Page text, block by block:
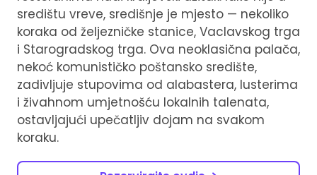
središtu vreve, središnje je mjesto — nekoliko
koraka od željezničke stanice, Vaclavskog trga
i Starogradskog trga. Ova neoklasična palača,
nekoć komunističko poštansko središte,
zadivljuje stupovima od alabastera, lusterima
i živahnom umjetnošću lokalnih talenata,
ostavljajući upečatljiv dojam na svakom
koraku.